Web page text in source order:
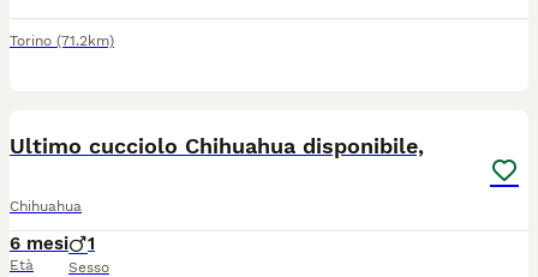
Torino (71.2km)
Ultimo cucciolo Chihuahua disponibile,
Chihuahua
6 mesi
Età
1
Sesso